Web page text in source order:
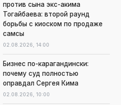
против сына экс-акима
Тогайбаева: второй раунд
борьбы с киоском по продаже
самсы
02.08.2026, 14:00
Бизнес по-карагандински:
почему суд полностью
оправдал Сергея Кима
02.08.2026, 10:00